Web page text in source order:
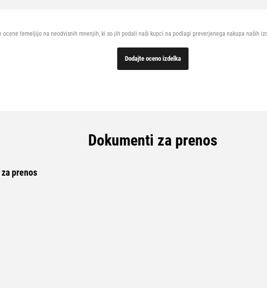
ocene temeljijo na neodvisnih mnenjih, ki so jih podali naši kupci na podlagi preverjenega nakupa naših
Dodajte oceno izdelka
Dokumenti za prenos
prenos